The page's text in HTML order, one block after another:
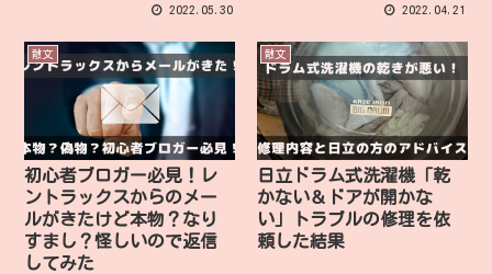
2022.05.30 2022.04.21
散文
初心者ブロガー必見！レ
ントラックスからのメー
ルがきたけど本物？なり
すまし？怪しいので返信
してみた
散文
日立ドラム式洗濯機「乾
かない＆ドアが開かな
い」トラブルの修理を依
頼した結果